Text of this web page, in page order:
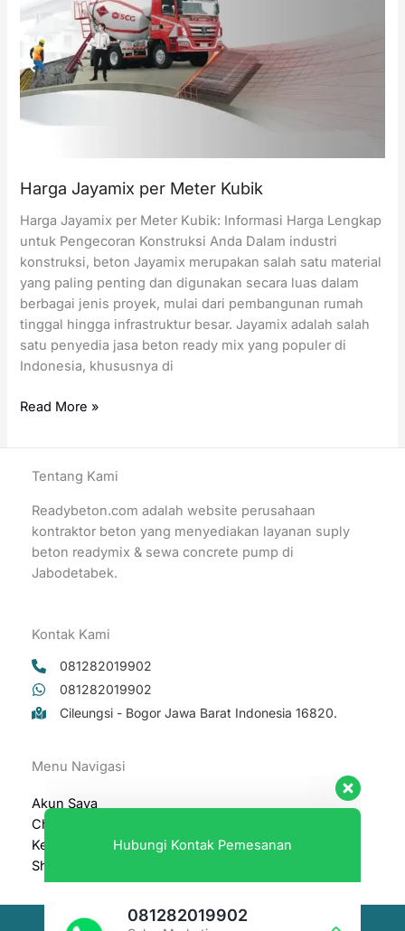
Harga Jayamix per Meter Kubik
Harga Jayamix per Meter Kubik: Informasi Harga Lengkap
untuk Pengecoran Konstruksi Anda Dalam industri
konstruksi, beton Jayamix merupakan salah satu material
yang paling penting dan digunakan secara luas dalam
berbagai jenis proyek, mulai dari pembangunan rumah
tinggal hingga infrastruktur besar. Jayamix adalah salah
satu penyedia jasa beton ready mix yang populer di
Indonesia, khususnya di
Harga
per
Meter
Read More »
Tentang Kami
Readybeton.com adalah website perusahaan
kontraktor beton yang menyediakan layanan suply
beton readymix & sewa concrete pump di
Jabodetabek.
Kontak Kami
081282019902
081282019902
Cileungsi - Bogor Jawa Barat Indonesia 16820.
Menu Navigasi
Akun Saya
Checkout
Keranjang
Shop
Available
Available